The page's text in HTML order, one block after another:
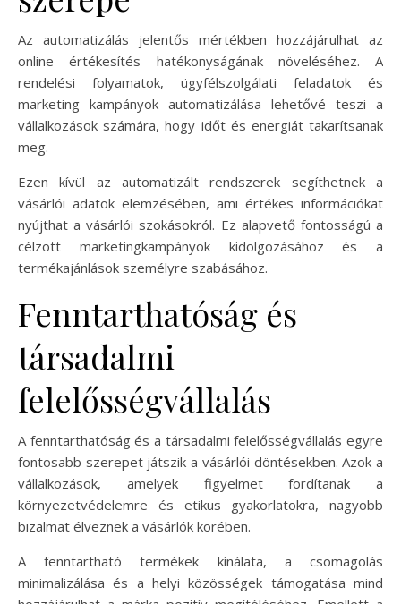
Az automatizálás jelentős mértékben hozzájárulhat az
online értékesítés hatékonyságának növeléséhez. A
rendelési folyamatok, ügyfélszolgálati feladatok és
marketing kampányok automatizálása lehetővé teszi a
vállalkozások számára, hogy időt és energiát takarítsanak
meg.
Ezen kívül az automatizált rendszerek segíthetnek a
vásárlói adatok elemzésében, ami értékes információkat
nyújthat a vásárlói szokásokról. Ez alapvető fontosságú a
célzott marketingkampányok kidolgozásához és a
termékajánlások személyre szabásához.
Fenntarthatóság és
társadalmi
felelősségvállalás
A fenntarthatóság és a társadalmi felelősségvállalás egyre
fontosabb szerepet játszik a vásárlói döntésekben. Azok a
vállalkozások, amelyek figyelmet fordítanak a
környezetvédelemre és etikus gyakorlatokra, nagyobb
bizalmat élveznek a vásárlók körében.
A fenntartható termékek kínálata, a csomagolás
minimalizálása és a helyi közösségek támogatása mind